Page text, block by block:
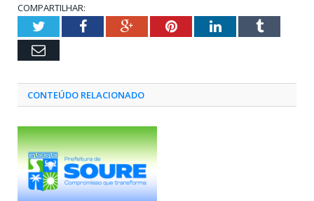
COMPARTILHAR:
TwitterFacebookGoogle+PinterestLinkedInTumblr
Email
CONTEÚDO RELACIONADO